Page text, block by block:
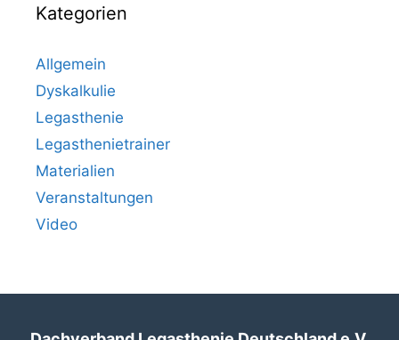
Kategorien
Allgemein
Dyskalkulie
Legasthenie
Legasthenietrainer
Materialien
Veranstaltungen
Video